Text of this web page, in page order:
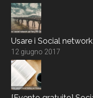
Usare i Social
12 giugno 2017